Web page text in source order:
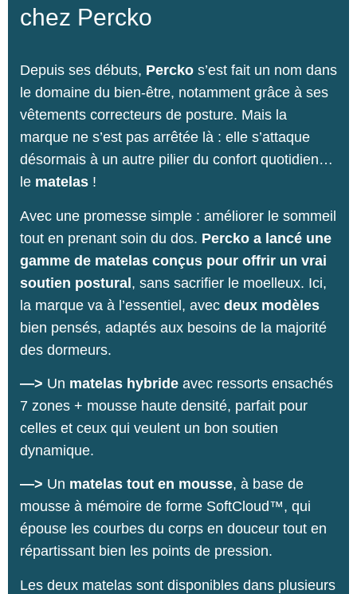
chez Percko
Depuis ses débuts, Percko s’est fait un nom dans
le domaine du bien-être, notamment grâce à ses
vêtements correcteurs de posture. Mais la
marque ne s’est pas arrêtée là : elle s’attaque
désormais à un autre pilier du confort quotidien…
le matelas !
Avec une promesse simple : améliorer le sommeil
tout en prenant soin du dos. Percko a lancé une
gamme de matelas conçus pour offrir un vrai
soutien postural, sans sacrifier le moelleux. Ici,
la marque va à l’essentiel, avec deux modèles
bien pensés, adaptés aux besoins de la majorité
des dormeurs.
—> Un matelas hybride avec ressorts ensachés
7 zones + mousse haute densité, parfait pour
celles et ceux qui veulent un bon soutien
dynamique.
—> Un matelas tout en mousse, à base de
mousse à mémoire de forme SoftCloud™, qui
épouse les courbes du corps en douceur tout en
répartissant bien les points de pression.
Les deux matelas sont disponibles dans plusieurs